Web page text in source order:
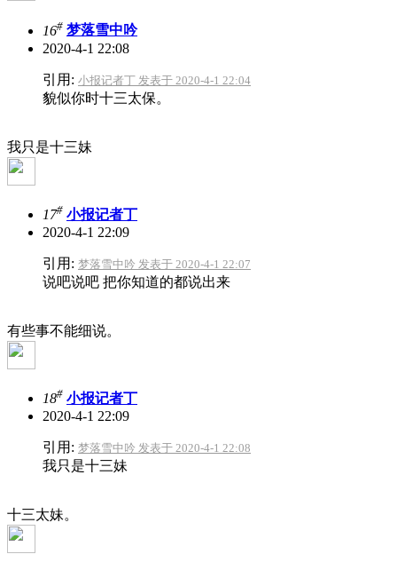
16# 梦落雪中吟
2020-4-1 22:08
引用: 小报记者丁 发表于 2020-4-1 22:04
貌似你时十三太保。
我只是十三妹
17# 小报记者丁
2020-4-1 22:09
引用: 梦落雪中吟 发表于 2020-4-1 22:07
说吧说吧 把你知道的都说出来
有些事不能细说。
18# 小报记者丁
2020-4-1 22:09
引用: 梦落雪中吟 发表于 2020-4-1 22:08
我只是十三妹
十三太妹。